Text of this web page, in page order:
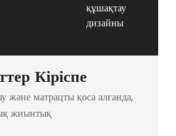
құшақтау
дизайны
Кіріспе
және матрацты қоса алғанда,
жиынтық